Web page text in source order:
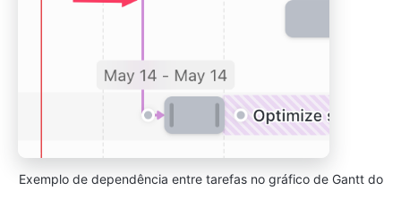
Exemplo de dependência entre tarefas no gráfico de Gantt do